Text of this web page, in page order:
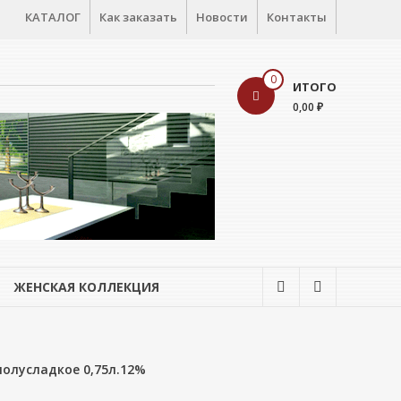
КАТАЛОГ Как заказать Новости Контакты
0 ИТОГО
0,00 ₽
ЖЕНСКАЯ КОЛЛЕКЦИЯ
0,75л.12%